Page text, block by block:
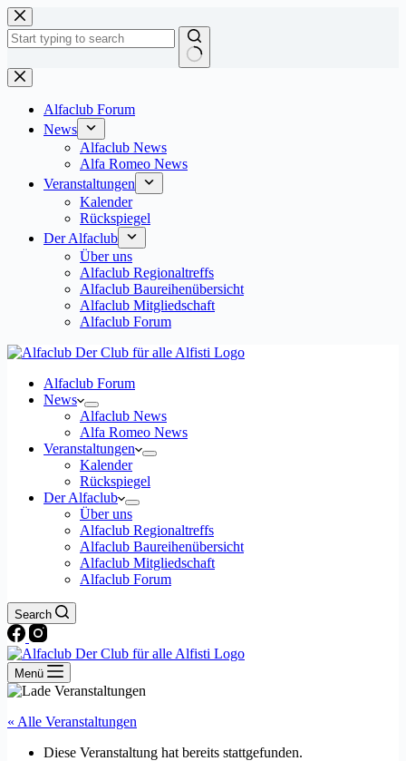
Zum
Inhalt
springen
Keine
Ergebnisse
Alfaclub Forum
News
Alfaclub News
Alfa Romeo News
Veranstaltungen
Kalender
Rückspiegel
Der Alfaclub
Über uns
Alfaclub Regionaltreffs
Alfaclub Baureihenübersicht
Alfaclub Mitgliedschaft
Alfaclub Forum
Alfaclub Forum
News
Alfaclub News
Alfa Romeo News
Veranstaltungen
Kalender
Rückspiegel
Der Alfaclub
Über uns
Alfaclub Regionaltreffs
Alfaclub Baureihenübersicht
Alfaclub Mitgliedschaft
Alfaclub Forum
Search
Menü
« Alle Veranstaltungen
Diese Veranstaltung hat bereits stattgefunden.